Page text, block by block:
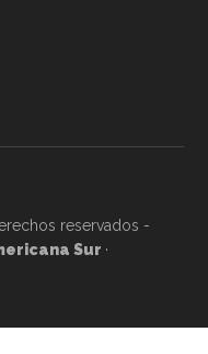
reservados -
Sur ·